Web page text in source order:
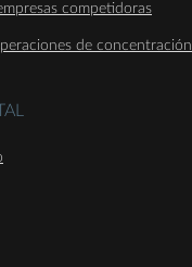
competidoras
de concentración